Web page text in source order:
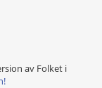
av Folket i